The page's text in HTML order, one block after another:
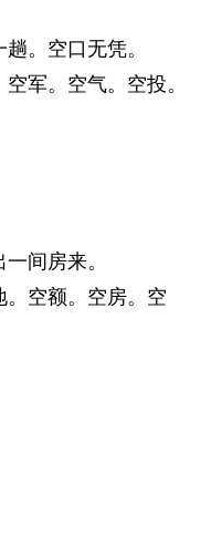
。空口无凭。
军。空气。空投。
间房来。
。空额。空房。空